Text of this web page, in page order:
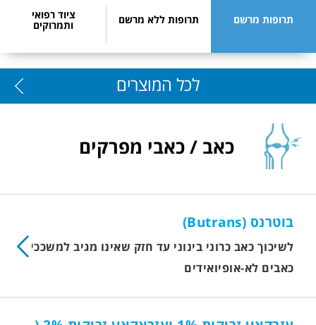
תרופות מרשם תרופות ללא מרשם
ציוד רפואי
ותמרוקים
לכל המוצרים
כאב / כאבי מפרקים
בוטרנס (Butrans)
לשיכוך כאב כרוני בינוני עד חזק שאינו מגיב למשככי
כאבים לא-אופיואידים